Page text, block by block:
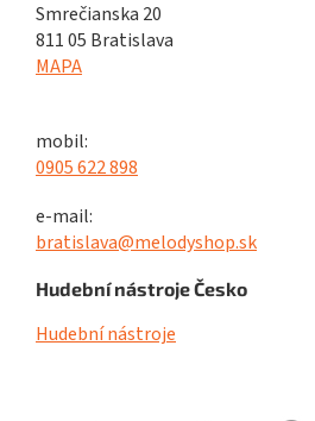
Smrečianska 20
811 05 Bratislava
MAPA
mobil:
0905 622 898
e-mail:
bratislava@melodyshop.sk
Hudební nástroje Česko
Hudební nástroje